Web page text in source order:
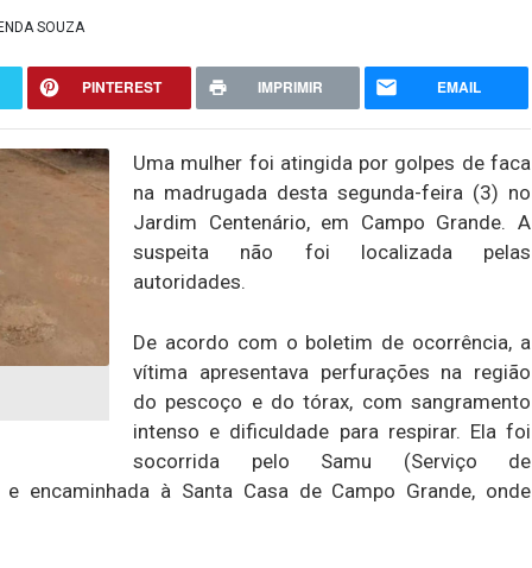
SOUZA
PINTEREST IMPRIMIR EMAIL
Uma mulher foi atingida por golpes de faca
na madrugada desta segunda-feira (3) no
Jardim Centenário, em Campo Grande. A
suspeita não foi localizada pelas
autoridades.
De acordo com o boletim de ocorrência, a
vítima apresentava perfurações na região
do pescoço e do tórax, com sangramento
intenso e dificuldade para respirar. Ela foi
socorrida pelo Samu (Serviço de
encaminhada à Santa Casa de Campo Grande, onde